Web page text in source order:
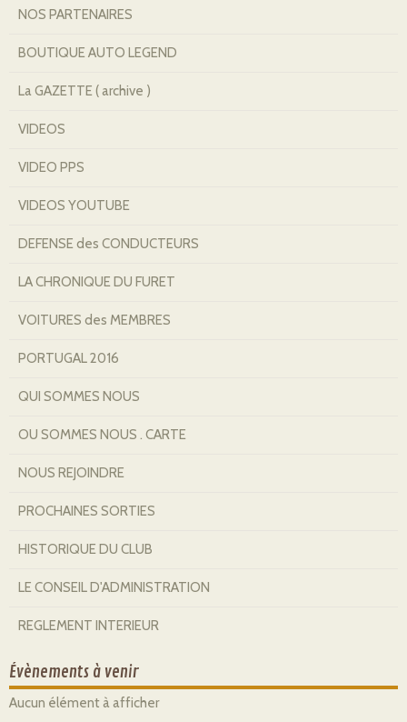
NOS PARTENAIRES
BOUTIQUE AUTO LEGEND
La GAZETTE ( archive )
VIDEOS
VIDEO PPS
VIDEOS YOUTUBE
DEFENSE des CONDUCTEURS
LA CHRONIQUE DU FURET
VOITURES des MEMBRES
PORTUGAL 2016
QUI SOMMES NOUS
OU SOMMES NOUS . CARTE
NOUS REJOINDRE
PROCHAINES SORTIES
HISTORIQUE DU CLUB
LE CONSEIL D'ADMINISTRATION
REGLEMENT INTERIEUR
Évènements à venir
Aucun élément à afficher